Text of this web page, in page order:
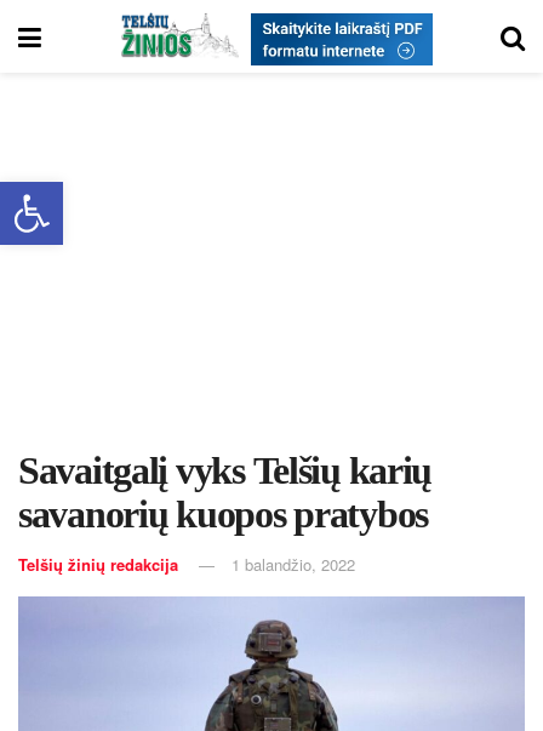
Open toolbar
Savaitgalį vyks Telšių karių
savanorių kuopos pratybos
Telšių žinių redakcija 1 balandžio, 2022